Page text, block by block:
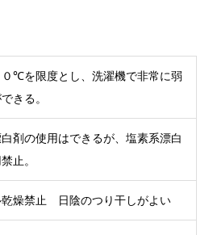
℃を限度とし、洗濯機で非常に弱
きる。
剤の使用はできるが、塩素系漂白
止。
乾燥禁止 日陰のつり干しがよい